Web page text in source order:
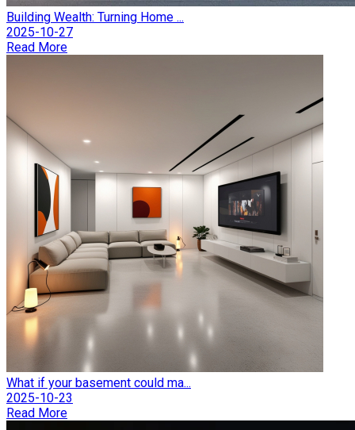
Building Wealth: Turning Home ...
2025-10-27
Read More
What if your basement could ma...
2025-10-23
Read More